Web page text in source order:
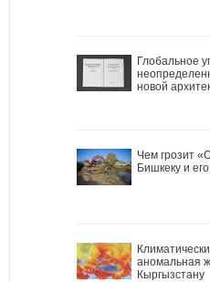
Глобальное
новой
Чем грозит
Бишкеку и
аномальная
Кыргызстану